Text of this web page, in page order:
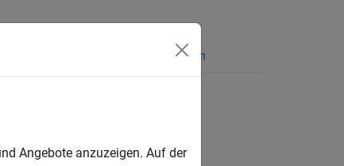
Antworten
Angebote anzuzeigen. Auf der